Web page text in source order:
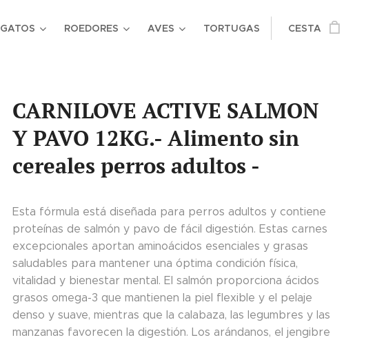
GATOS ROEDORES AVES TORTUGAS CESTA
CARNILOVE ACTIVE SALMON
Y PAVO 12KG.- Alimento sin
cereales perros adultos -
Esta fórmula está diseñada para perros adultos y contiene
proteínas de salmón y pavo de fácil digestión. Estas carnes
excepcionales aportan aminoácidos esenciales y grasas
saludables para mantener una óptima condición física,
vitalidad y bienestar mental. El salmón proporciona ácidos
grasos omega-3 que mantienen la piel flexible y el pelaje
denso y suave, mientras que la calabaza, las legumbres y las
manzanas favorecen la digestión. Los arándanos, el jengibre